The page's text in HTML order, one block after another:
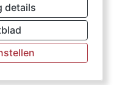
details